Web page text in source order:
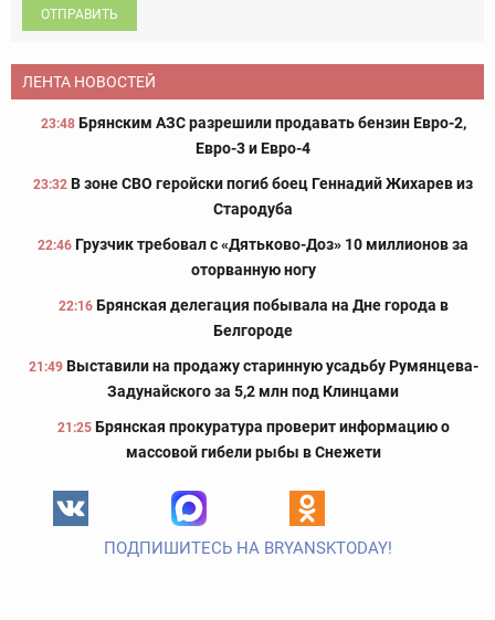
ОТПРАВИТЬ
ЛЕНТА НОВОСТЕЙ
23:48 Брянским АЗС разрешили продавать бензин Евро-2,
Евро-3 и Евро-4
23:32 В зоне СВО геройски погиб боец Геннадий Жихарев из
Стародуба
22:46 Грузчик требовал с «Дятьково-Доз» 10 миллионов за
оторванную ногу
22:16 Брянская делегация побывала на Дне города в
Белгороде
21:49 Выставили на продажу старинную усадьбу Румянцева-
Задунайского за 5,2 млн под Клинцами
21:25 Брянская прокуратура проверит информацию о
массовой гибели рыбы в Снежети
ПОДПИШИТЕСЬ НА BRYANSKTODAY!